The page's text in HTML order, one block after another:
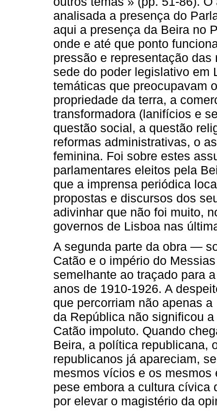
analisada a presença do
aqui a presença da Beira no
onde e até que ponto
pressão e representação
sede do poder legislativo em
temáticas que preocupavam
propriedade da terra, a
transformadora (lanifícios e
questão social, a questão
reformas administrativas, o
feminina. Foi sobre estes
parlamentares eleitos pela
que a imprensa periódica
propostas e discursos dos
adivinhar que não foi muito,
governos de Lisboa nas
A segunda parte da obra —
Catão e o império do
semelhante ao traçado para
anos de 1910-1926. A
que percorriam não apenas
da República não significou
Catão impoluto. Quando
Beira, a política republicana,
republicanos já apareciam,
mesmos vícios e os
pese embora a cultura cívica
por elevar o magistério da